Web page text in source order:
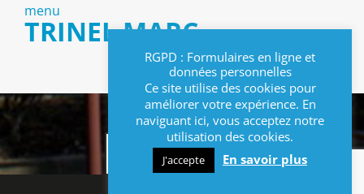
menu
TRINEL MARC
INFOS
RGPD : Formulaires en ligne et
données personnelles
Ce site utilise des cookies pour
améliorer votre expérience. En
naviguant ici, vous acceptez notre
utilisation des cookies.
J'accepte En savoir plus